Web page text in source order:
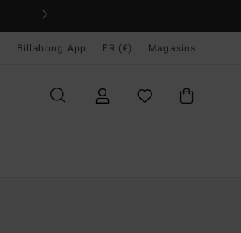
Billabong App FR (€) Magasins